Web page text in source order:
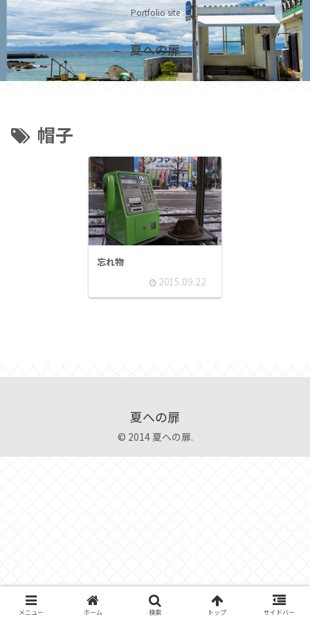
Portfolio site
夏への扉
帽子
忘れ物
2015.09.22
夏への扉
© 2014 夏への扉.
メニュー ホーム 検索 トップ サイドバー